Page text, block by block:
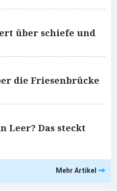
über schiefe und
die Friesenbrücke
Leer? Das steckt
Mehr Artikel